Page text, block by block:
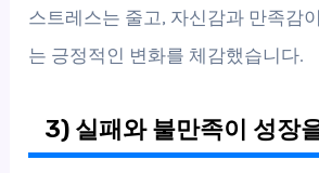
스트레스는 줄고, 자신감과 만족감
는 긍정적인 변화를 체감했습니다.
3) 실패와 불만족이 성장